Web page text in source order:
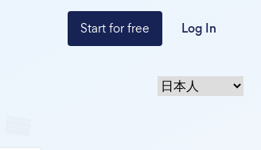
Start for free Log In